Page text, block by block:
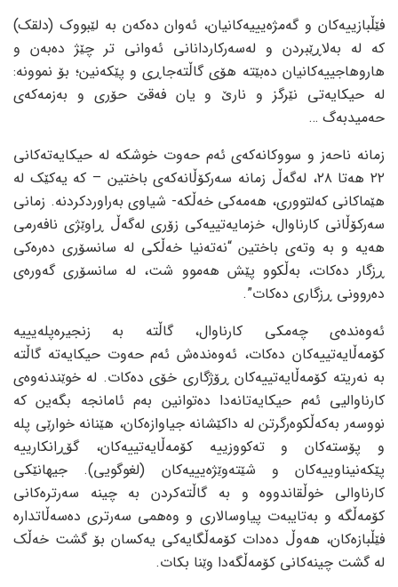
فێڵبازییه‌کان و گه‌مژه‌یییه‌کانیان، ئه‌وان ده‌که‌ن به‌ لێبووک (دلقک)
که‌ له‌ به‌لاڕێبردن و له‌سه‌رکاردانانی ئه‌وانی تر چێژ ده‌به‌ن و
هاروهاجییه‌کانیان ده‌بێته‌ هۆی گاڵته‌جاڕی و پێکه‌نین؛ بۆ نموونه‌:
له‌ حیکایه‌تی نێرگز و نارێ و یان فه‌قێ حۆری و به‌زمه‌که‌ی
حه‌میدبه‌گ …
زمانه‌ ناحه‌ز و سووکانه‌که‌ی ئه‌م حه‌وت خوشکه‌ له‌ حیکایه‌ته‌کانی
٢٢ هه‌تا ٢٨، له‌گه‌ڵ زمانه‌ سه‌رکۆڵانه‌که‌ی باختین – که‌ یه‌کێک له‌
هێماکانی که‌لتووری، هه‌مه‌کی خه‌ڵکه‌- شیاوی به‌راوردکردنه‌. زمانی
سه‌رکۆڵانی کارناوال، خزمایه‌تییه‌کی زۆری له‌گه‌ڵ ڕاوێژی نافه‌رمی
هه‌یه‌ و به‌ وته‌ی باختین “نه‌ته‌نیا خه‌ڵکی له‌ سانسۆری ده‌ره‌کی
ڕزگار ده‌کات، به‌ڵکوو پێش هه‌موو شت، له‌ سانسۆری گه‌وره‌ی
ده‌روونی ڕزگاری ده‌کات”.
ئه‌وه‌نده‌ی چه‌مکی کارناوال، گاڵته‌ به‌ زنجیره‌پله‌یییه‌
کۆمه‌ڵایه‌تییه‌کان ده‌کات، ئه‌وه‌نده‌ش ئه‌م حه‌وت حیکایه‌ته‌ گاڵته‌
به‌ نه‌ریته‌ کۆمه‌ڵایه‌تییه‌کان ڕۆژگاری خۆی ده‌کات. له‌ خوێندنه‌وه‌ی
کارناوالیی ئه‌م حیکایه‌تانه‌دا ده‌توانین به‌م ئامانجه‌ بگه‌ین که‌
نووسه‌ر به‌که‌ڵکوه‌رگرتن له‌ داکێشانه‌ جیاوازه‌کان، هێنانه‌ خوارێی پله‌
و پۆسته‌کان و ته‌کووزییه‌ کۆمه‌ڵایه‌تییه‌کان، گۆڕانکارییه‌
پێکه‌نیناوییه‌کان و شێته‌وێژه‌یییه‌کان (لغوگویی). جیهانێکی
کارناوالی خوڵقاندووه‌ و به‌ گاڵته‌کردن به‌ چینه‌ سه‌رتره‌کانی
کۆمه‌ڵگه‌ و به‌تایبه‌ت پیاوسالاری و وه‌همی سه‌رتری ده‌سه‌ڵاتداره‌
فێڵبازه‌کان، هه‌وڵ ده‌دات کۆمه‌ڵگایه‌کی یه‌کسان بۆ گشت خه‌ڵک
له‌ گشت چینه‌کانی کۆمه‌ڵگه‌دا وێنا بکات.